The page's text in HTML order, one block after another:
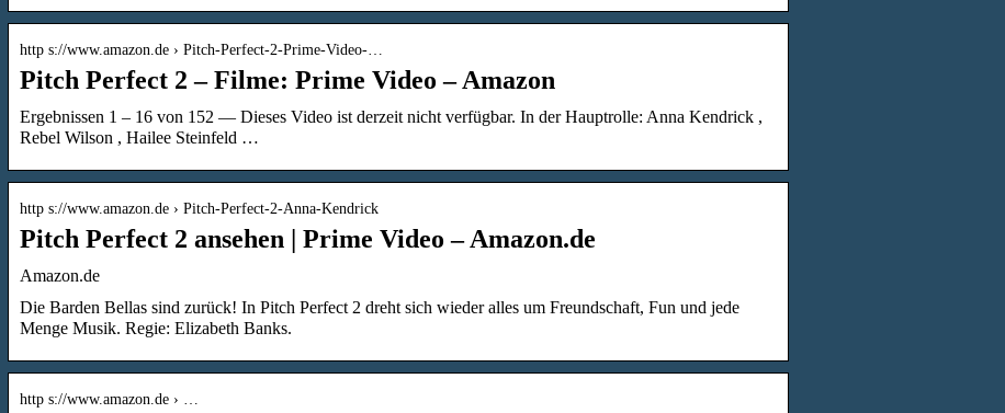
http s://www.amazon.de › Pitch-Perfect-2-Prime-Video-…
Pitch Perfect 2 – Filme: Prime Video – Amazon
Ergebnissen 1 – 16 von 152 — Dieses Video ist derzeit nicht verfügbar. In der Hauptrolle: Anna Kendrick ,
Rebel Wilson , Hailee Steinfeld …
http s://www.amazon.de › Pitch-Perfect-2-Anna-Kendrick
Pitch Perfect 2 ansehen | Prime Video – Amazon.de
Amazon.de
Die Barden Bellas sind zurück! In Pitch Perfect 2 dreht sich wieder alles um Freundschaft, Fun und jede
Menge Musik. Regie: Elizabeth Banks.
http s://www.amazon.de › …